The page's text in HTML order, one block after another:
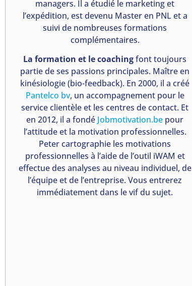
managers. Il a étudié le marketing et
l’expédition, est devenu Master en PNL et a
suivi de nombreuses formations
complémentaires.
La formation et le coachingfont toujours
partie de ses passions principales. Maître en
kinésiologie (bio-feedback). En 2000, il a créé
Pantelco bv, un accompagnement pour le
service clientèle et les centres de contact. Et
en 2012, il a fondé Jobmotivation.be pour
l’attitude et la motivation professionnelles.
Peter cartographie les motivations
professionnelles à l’aide de l’outil iWAM et
effectue des analyses au niveau individuel, de
l’équipe et de l’entreprise. Vous entrerez
immédiatement dans le vif du sujet.